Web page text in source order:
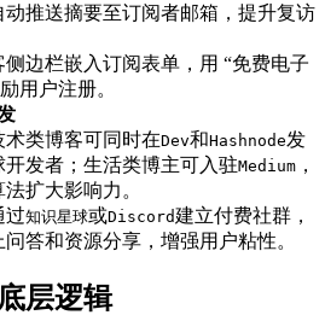
动推送摘要至订阅者邮箱，提升复访
边栏嵌入订阅表单，用 “免费电子
用户注册。
术类博客可同时在Dev和Hashnode发
发者；生活类博主可入驻Medium ，
扩大影响力。
过知识星球或Discord建立付费社群，
答和资源分享，增强用户粘性。
层逻辑